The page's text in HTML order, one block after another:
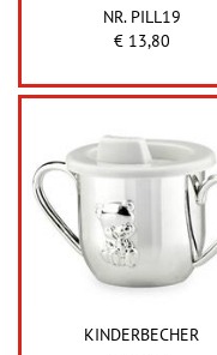
NR. PILL19
€ 13,80
KINDERBECHER